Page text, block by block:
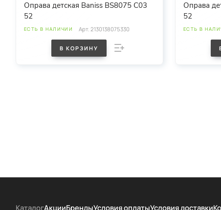
Оправа детская Baniss BS8075 C03
52
ЕСТЬ В НАЛИЧИИ Арт.2130138075330
В КОРЗИНУ
Оправа
52
ЕСТЬ В
КаталогАкцииБрендыУсловия оплатыУсловия доставки